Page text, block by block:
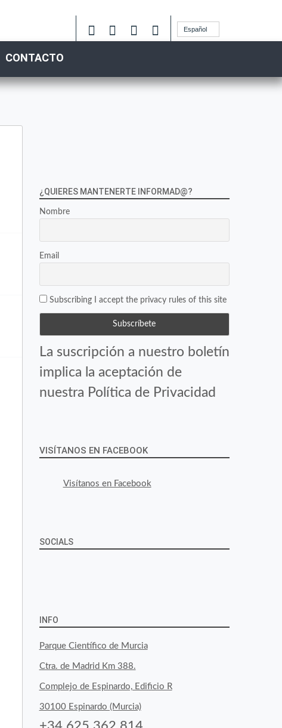
Español
CONTACTO
¿QUIERES MANTENERTE INFORMAD@?
Nombre
Email
Subscribing I accept the privacy rules of this site
La suscripción a nuestro boletín
implica la aceptación de
nuestra Política de Privacidad
VISÍTANOS EN FACEBOOK
Visítanos en Facebook
SOCIALS
byfoodtopia
en
Facebook
byfoodtopia
en
Twitter
byfoodtopia
en
Instagram
INFO
Parque Científico de Murcia
Ctra. de Madrid Km 388.
Complejo de Espinardo, Edificio R
30100 Espinardo (Murcia)
+34 625 362 814